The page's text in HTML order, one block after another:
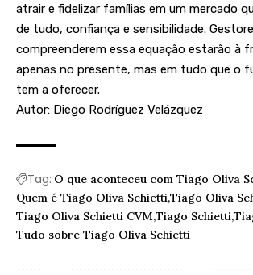
atrair e fidelizar famílias em um mercado
de tudo, confiança e sensibilidade.
compreenderem essa equação estarão à
apenas no presente, mas em tudo que o
tem a oferecer.
Autor: Diego Rodríguez Velázquez
Tag: O que aconteceu com Tiago Oliva
Quem é Tiago Oliva Schietti Tiago Oliva
Tiago Oliva Schietti CVM Tiago Schietti
Tudo sobre Tiago Oliva Schietti